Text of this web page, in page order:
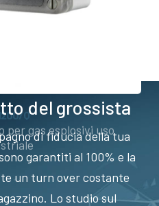
Q
per gas esplosivi uso
del grossista
di fiducia della tua
garantiti al 100% e la
un turn over costante
Lo studio sul